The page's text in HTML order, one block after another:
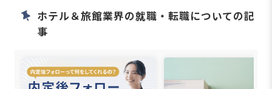
ホテル＆旅館業界の就職・転職についての記
事